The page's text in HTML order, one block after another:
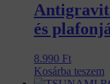
és
8.990 Ft
Kosárba teszem